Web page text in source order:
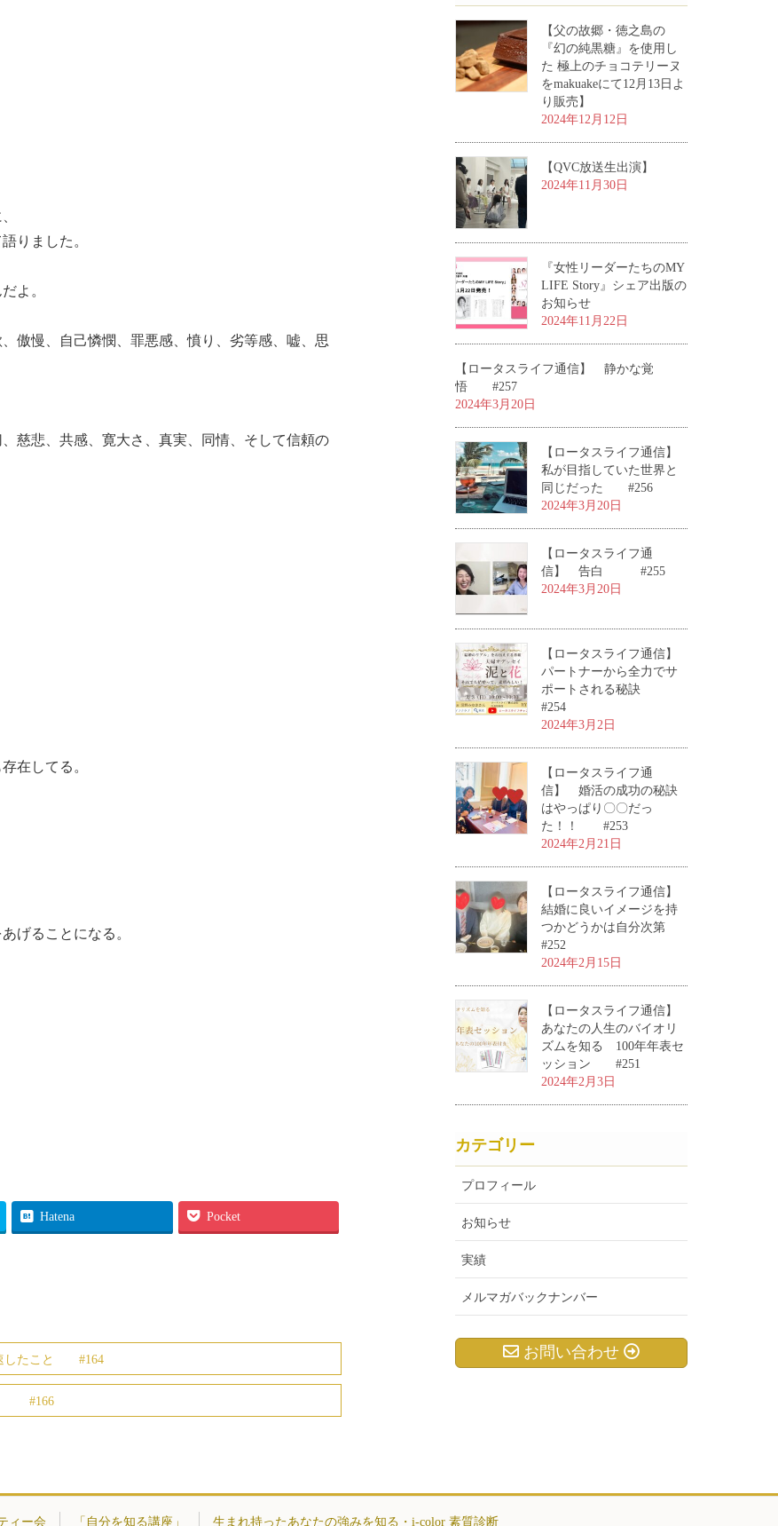
語りました。
よ。
傲慢、自己憐憫、罪悪感、憤り、劣等感、嘘、思
慈悲、共感、寛大さ、真実、同情、そして信頼の
在してる。
げることになる。
Hatena Pocket
速したこと #164
！ #166
【父の故郷・徳之島の
『幻の純黒糖』を使用し
た 極上のチョコテリーヌ
をmakuakeにて12月13日よ
り販売】
2024年12月12日
【QVC放送生出演】
2024年11月30日
『女性リーダーたちのMY
LIFE Story』シェア出版の
お知らせ
2024年11月22日
【ロータスライフ通信】 静かな覚
悟 #257
2024年3月20日
【ロータスライフ通信】
私が目指していた世界と
同じだった #256
2024年3月20日
【ロータスライフ通
信】 告白 #255
2024年3月20日
【ロータスライフ通信】
パートナーから全力でサ
ポートされる秘訣
#254
2024年3月2日
【ロータスライフ通
信】 婚活の成功の秘訣
はやっぱり〇〇だっ
た！！ #253
2024年2月21日
【ロータスライフ通信】
結婚に良いイメージを持
つかどうかは自分次第
#252
2024年2月15日
【ロータスライフ通信】
あなたの人生のバイオリ
ズムを知る 100年年表セ
ッション #251
2024年2月3日
カテゴリー
プロフィール
お知らせ
実績
メルマガバックナンバー
お問い合わせ
ィー会 「自分を知る講座」 生まれ持ったあなたの強みを知る・i-color 素質診断